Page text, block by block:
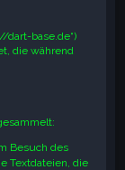
dart-base.de“)
die während
Besuch des
Textdateien, die